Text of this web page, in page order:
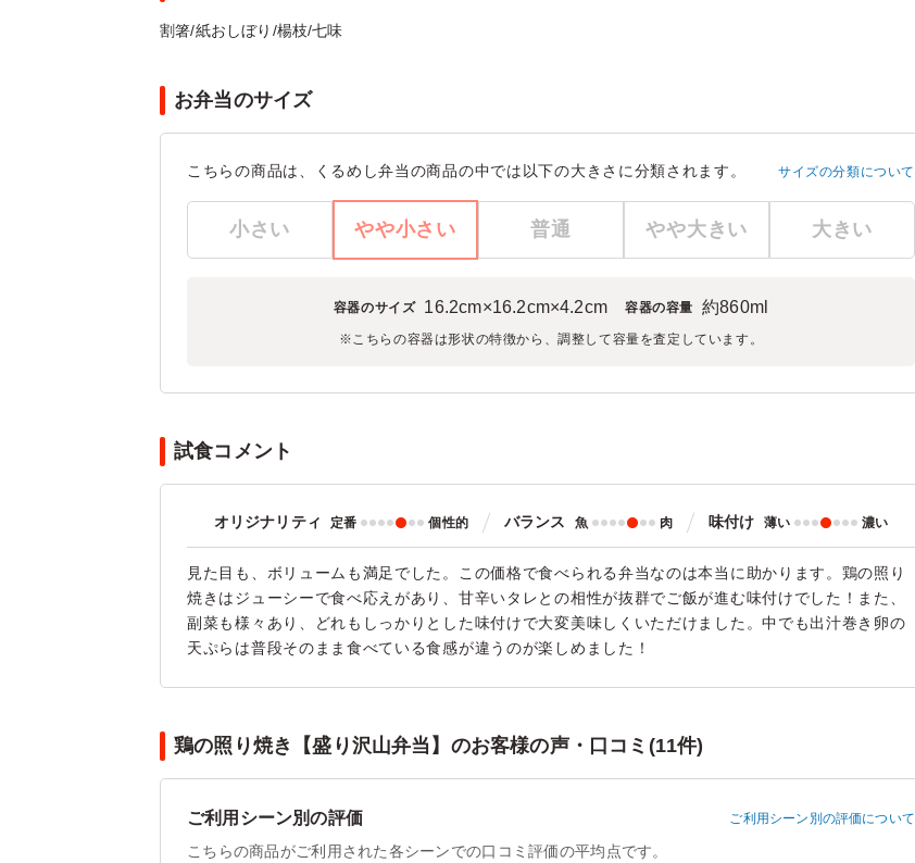
割箸/紙おしぼり/楊枝/七味
お弁当のサイズ
こちらの商品は、くるめし弁当の商品の中では以下の大きさに分類されます。 サイズの分類について
小さい やや小さい 普通 やや大きい 大きい
容器のサイズ 16.2cm×16.2cm×4.2cm 容器の容量 約860ml
※こちらの容器は形状の特徴から、調整して容量を査定しています。
試食コメント
オリジナリティ 定番 個性的 バランス 魚 肉 味付け 薄い 濃い
見た目も、ボリュームも満足でした。この価格で食べられる弁当なのは本当に助かります。鶏の照り
焼きはジューシーで食べ応えがあり、甘辛いタレとの相性が抜群でご飯が進む味付けでした！また、
副菜も様々あり、どれもしっかりとした味付けで大変美味しくいただけました。中でも出汁巻き卵の
天ぷらは普段そのまま食べている食感が違うのが楽しめました！
鶏の照り焼き【盛り沢山弁当】のお客様の声・口コミ(11件)
ご利用シーン別の評価 ご利用シーン別の評価について
こちらの商品がご利用された各シーンでの口コミ評価の平均点です。